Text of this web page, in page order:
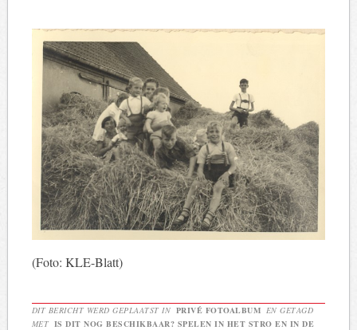
(Foto: KLE-Blatt)
DIT BERICHT WERD GEPLAATST IN PRIVÉ FOTOALBUM EN GETAGD
MET IS DIT NOG BESCHIKBAAR? SPELEN IN HET STRO EN IN DE